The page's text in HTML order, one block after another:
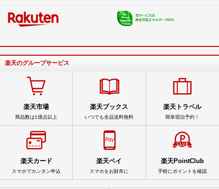
楽天のグループサービス
楽天市場
商品数は1億点以上
楽天ブックス
いつでも全品送料無料
楽天トラベル
簡単宿泊予約！
楽天カード
スマホでカンタン申込
楽天ペイ
スマホをお財布に
楽天PointClub
手軽にポイントを確認